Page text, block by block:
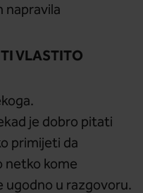
napravila
VLASTITO
je dobro pitati
primijeti da
netko kome
ugodno u razgovoru.